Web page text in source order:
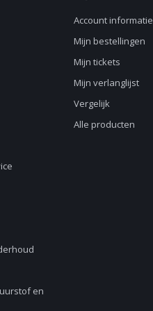
en
Account informatie
Mijn bestellingen
Mijn tickets
Mijn verlanglijst
Vergelijk
Alle producten